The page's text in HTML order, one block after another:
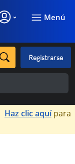
Menú
Registrarse
×
Haz clic aquípara